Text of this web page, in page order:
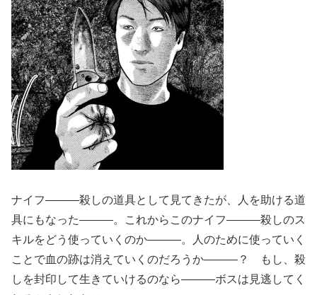
ナイフ―――殺しの道具として見てきたが、人を助ける道
具にもなった―――。これからこのナイフ―――殺しのス
キルをどう使っていくのか―――。人のために使っていく
ことで血の跡は消えていくのだろうか―――？ もし、殺
しを封印して生きていけるのなら―――ボスは見逃してく